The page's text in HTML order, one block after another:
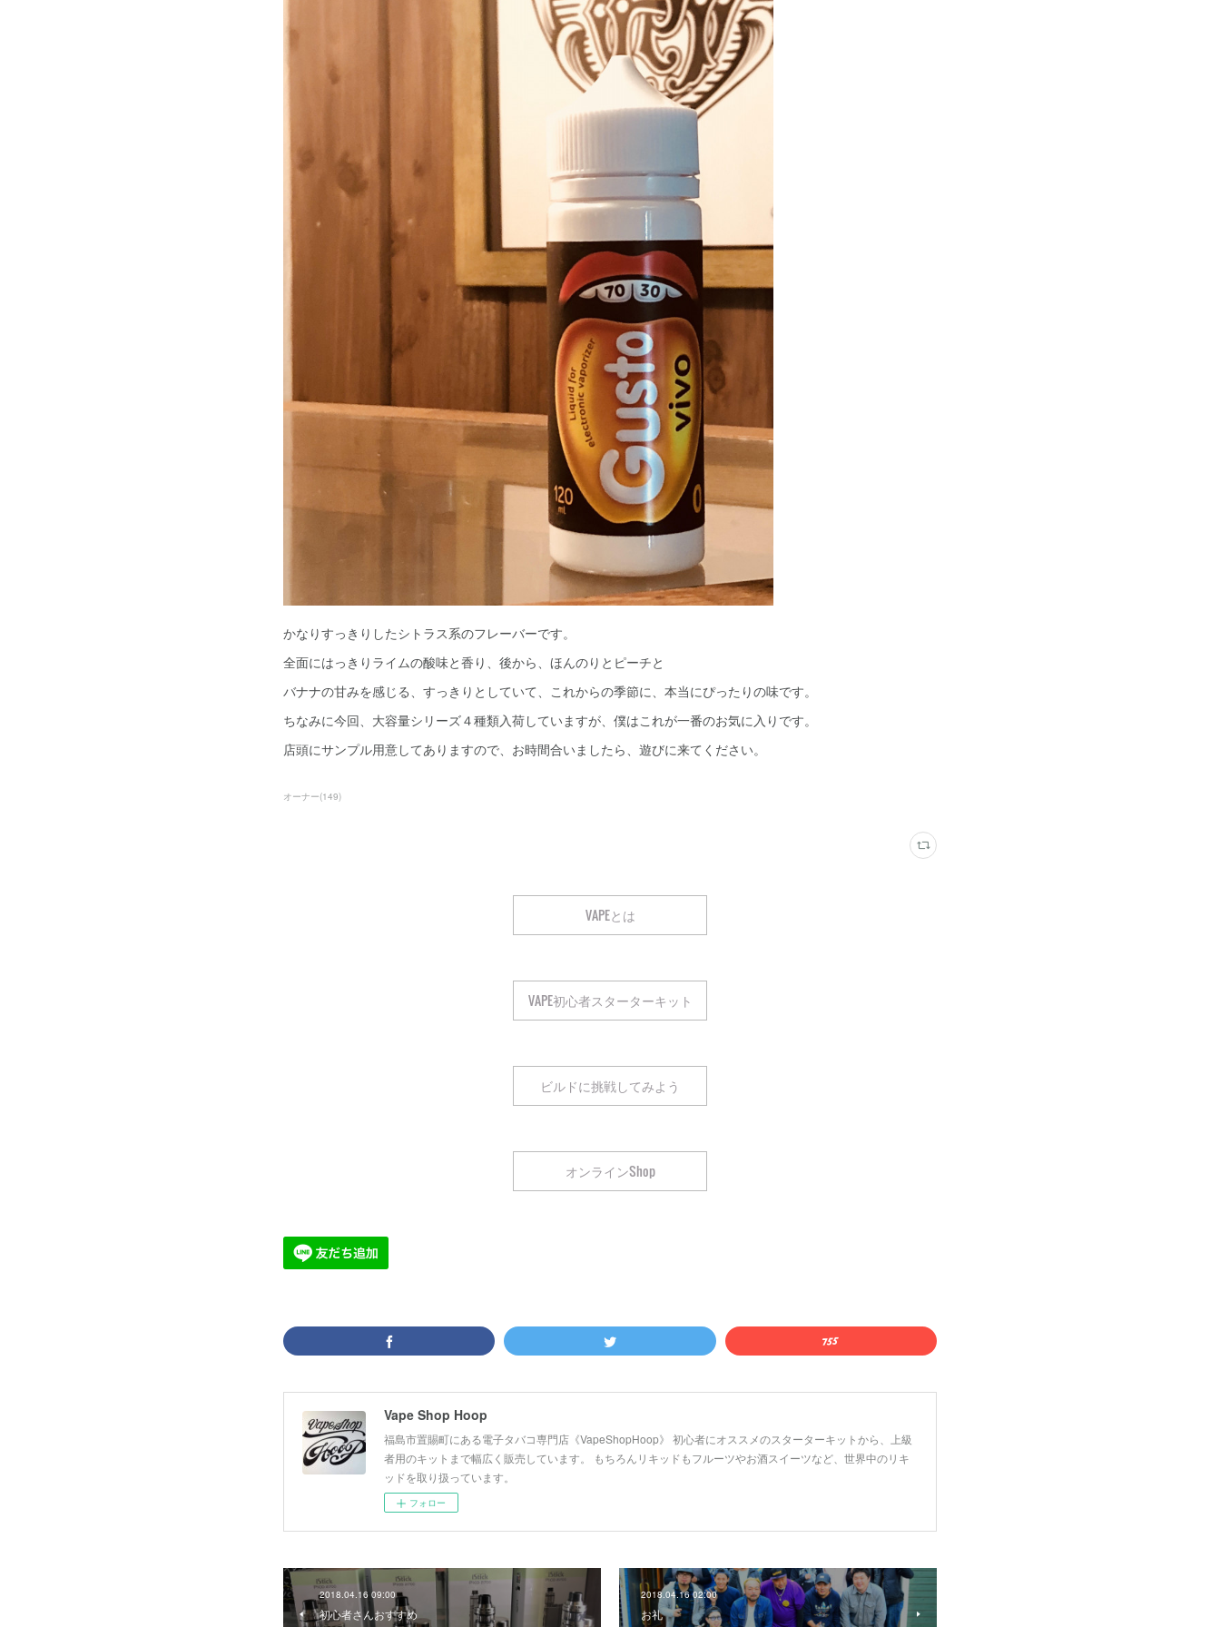
かなりすっきりしたシトラス系のフレーバーです。
全面にはっきりライムの酸味と香り、後から、ほんのりとピーチと
バナナの甘みを感じる、すっきりとしていて、これからの季節に、本当にぴったりの味です。
ちなみに今回、大容量シリーズ４種類入荷していますが、僕はこれが一番のお気に入りです。
店頭にサンプル用意してありますので、お時間合いましたら、遊びに来てください。
オーナー(149)
VAPEとは
VAPE初心者スターターキット
ビルドに挑戦してみよう
オンラインShop
Vape Shop Hoop
福島市置賜町にある電子タバコ専門店《VapeShopHoop》 初心者にオススメのスターターキットから、上級
者用のキットまで幅広く販売しています。 もちろんリキッドもフルーツやお酒スイーツなど、世界中のリキ
ッドを取り扱っています。
フォロー
2018.04.16 09:00
初心者さんおすすめ
2018.04.16 02:00
お礼